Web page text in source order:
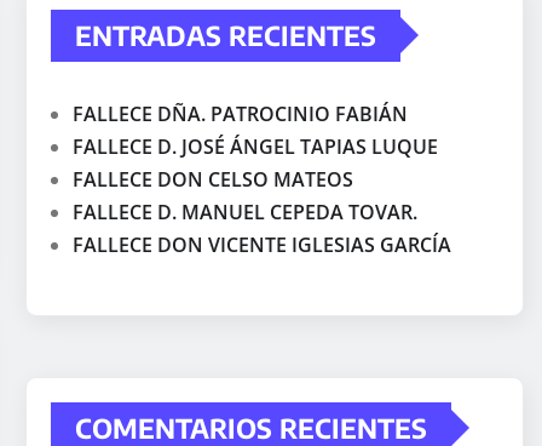
ENTRADAS RECIENTES
FALLECE DÑA. PATROCINIO FABIÁN
FALLECE D. JOSÉ ÁNGEL TAPIAS LUQUE
FALLECE DON CELSO MATEOS
FALLECE D. MANUEL CEPEDA TOVAR.
FALLECE DON VICENTE IGLESIAS GARCÍA
COMENTARIOS RECIENTES